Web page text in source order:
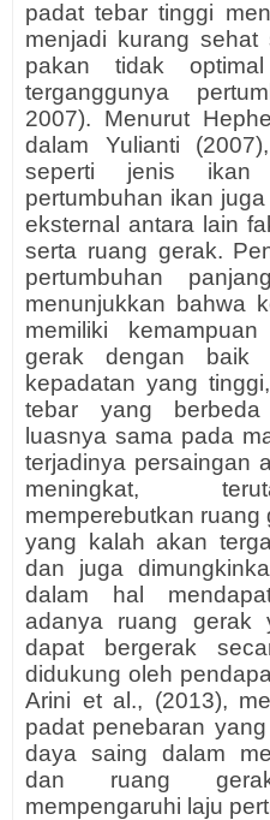
padat tebar tinggi
menjadi kurang sehat
pakan tidak
terganggunya
2007). Menurut
dalam Yulianti
seperti jenis
pertumbuhan ikan
eksternal antara lain
serta ruang gerak.
pertumbuhan
menunjukkan bahwa
memiliki
gerak dengan baik
kepadatan yang
tebar yang
luasnya sama pada
terjadinya persaingan
meningkat,
memperebutkan
yang kalah akan
dan juga
dalam hal
adanya ruang gerak
dapat bergerak
didukung oleh
Arini et al., (2013),
padat penebaran
daya saing dalam
dan ruang
mempengaruhi laju